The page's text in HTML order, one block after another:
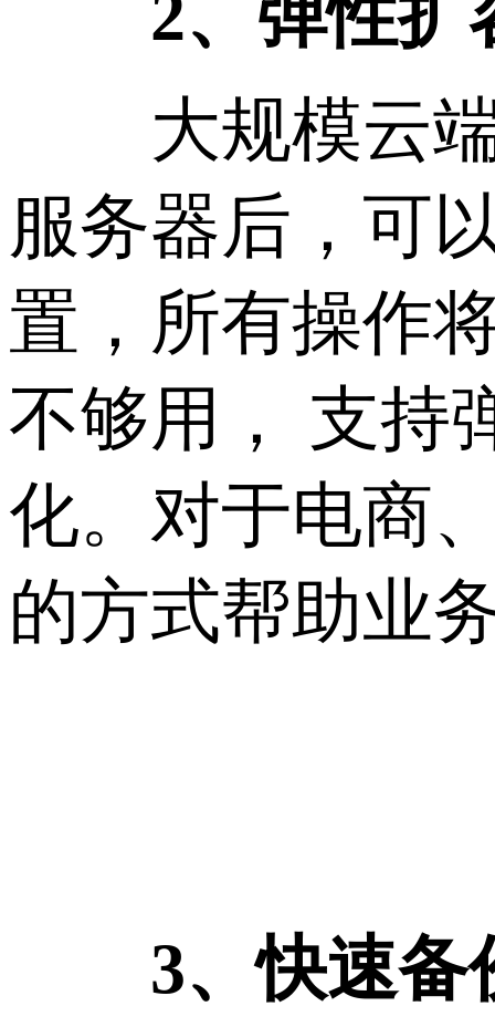
2、弹性扩
大规模云端
服务器后，可
置，所有操作
不够用， 支持
化。对于电商
的方式帮助业
3、快速备